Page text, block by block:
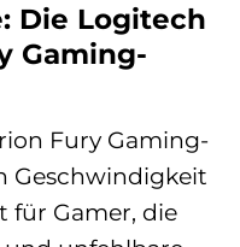
Die Logitech
Gaming-
Fury Gaming-
Geschwindigkeit
für Gamer, die